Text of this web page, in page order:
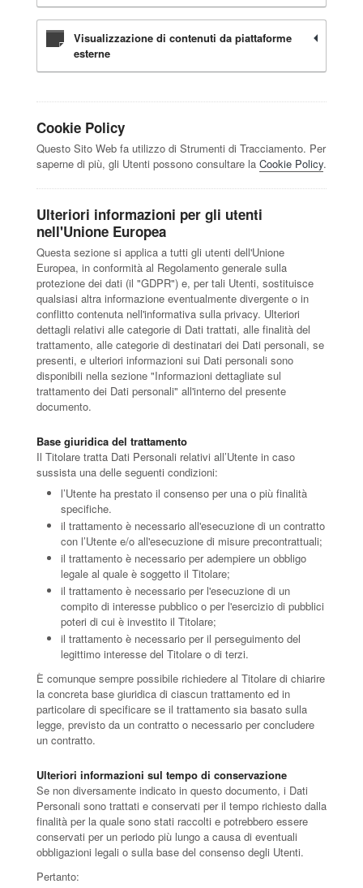
Visualizzazione di contenuti da piattaforme
esterne
Cookie Policy
Questo Sito Web fa utilizzo di Strumenti di Tracciamento. Per
saperne di più, gli Utenti possono consultare la Cookie Policy.
Ulteriori informazioni per gli utenti
nell'Unione Europea
Questa sezione si applica a tutti gli utenti dell'Unione
Europea, in conformità al Regolamento generale sulla
protezione dei dati (il "GDPR") e, per tali Utenti, sostituisce
qualsiasi altra informazione eventualmente divergente o in
conflitto contenuta nell'informativa sulla privacy. Ulteriori
dettagli relativi alle categorie di Dati trattati, alle finalità del
trattamento, alle categorie di destinatari dei Dati personali, se
presenti, e ulteriori informazioni sui Dati personali sono
disponibili nella sezione "Informazioni dettagliate sul
trattamento dei Dati personali" all'interno del presente
documento.
Base giuridica del trattamento
Il Titolare tratta Dati Personali relativi all’Utente in caso
sussista una delle seguenti condizioni:
l’Utente ha prestato il consenso per una o più finalità
specifiche.
il trattamento è necessario all'esecuzione di un contratto
con l’Utente e/o all'esecuzione di misure precontrattuali;
il trattamento è necessario per adempiere un obbligo
legale al quale è soggetto il Titolare;
il trattamento è necessario per l'esecuzione di un
compito di interesse pubblico o per l'esercizio di pubblici
poteri di cui è investito il Titolare;
il trattamento è necessario per il perseguimento del
legittimo interesse del Titolare o di terzi.
È comunque sempre possibile richiedere al Titolare di chiarire
la concreta base giuridica di ciascun trattamento ed in
particolare di specificare se il trattamento sia basato sulla
legge, previsto da un contratto o necessario per concludere
un contratto.
Ulteriori informazioni sul tempo di conservazione
Se non diversamente indicato in questo documento, i Dati
Personali sono trattati e conservati per il tempo richiesto dalla
finalità per la quale sono stati raccolti e potrebbero essere
conservati per un periodo più lungo a causa di eventuali
obbligazioni legali o sulla base del consenso degli Utenti.
Pertanto: